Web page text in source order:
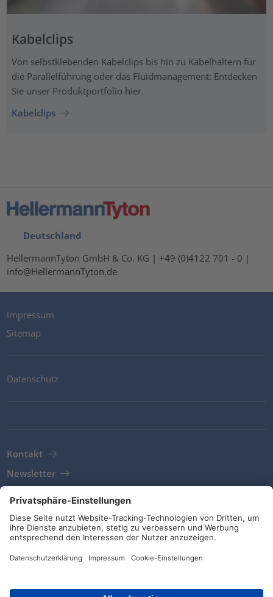
Kabelclips
Von selbstklebenden Kabelclips bis hin zu Kabelhaltern für
die Parallelführung oder das Fluidmanagement: Entdecken
Sie unser Produktportfolio hier.
Kabelclips
Deutschland
HellermannTyton GmbH & Co. KG | +49 (0)4122 701 - 0 |
info@HellermannTyton.de
Impressum
Sitemap
Datenschutz
Kontakt
Newsletter
AGB
Richtlinien und Bekentnisse
Soziale Medien